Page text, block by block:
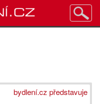
bydlení.cz představuje